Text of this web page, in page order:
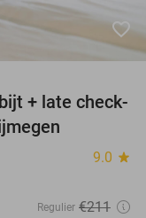
favorite_border
+ late check-
9.0 star
Regulier €211